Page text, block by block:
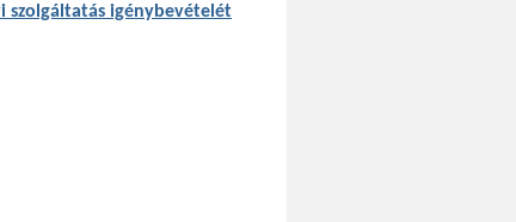
szolgáltatás igénybevételét